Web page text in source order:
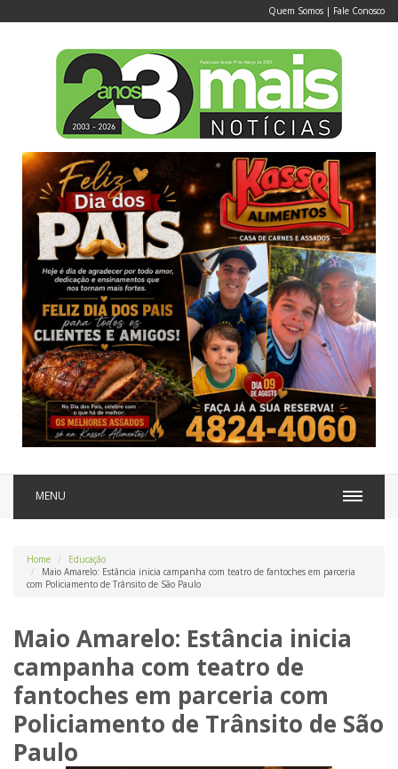
Quem Somos | Fale Conosco
MENU
Home
Educação
Maio Amarelo: Estância inicia campanha com teatro de fantoches em parceria
com Policiamento de Trânsito de São Paulo
Maio Amarelo: Estância inicia
campanha com teatro de
fantoches em parceria com
Policiamento de Trânsito de São
Paulo